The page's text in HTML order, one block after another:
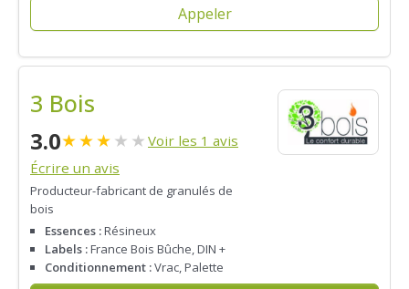
Appeler
3 Bois
3.0★★★★ ★ Voir les 1 avis
Écrire un avis
Producteur-fabricant de granulés de
bois
Essences :Résineux
Labels :France Bois Bûche, DIN +
Conditionnement :Vrac, Palette